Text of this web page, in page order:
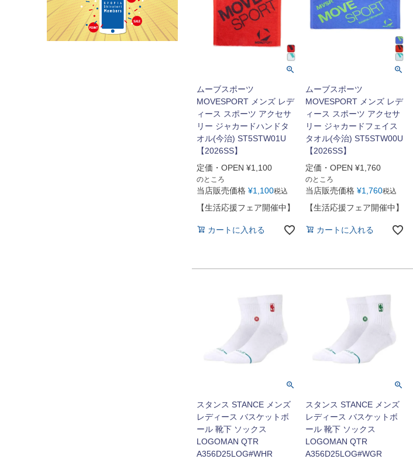
ムーブスポーツ
MOVESPORT メンズ レデ
ィース スポーツ アクセサ
リー ジャカードハンドタ
オル(今治) ST5STW01U
【2026SS】
定価・OPEN ¥1,100
のところ
当店販売価格 ¥1,100税込
【生活応援フェア開催中】
カートに入れる
ムーブスポーツ
MOVESPORT メンズ レデ
ィース スポーツ アクセサ
リー ジャカードフェイス
タオル(今治) ST5STW00U
【2026SS】
定価・OPEN ¥1,760
のところ
当店販売価格 ¥1,760税込
【生活応援フェア開催中】
カートに入れる
スタンス STANCE メンズ
レディース バスケットボ
ール 靴下 ソックス
LOGOMAN QTR
A356D25LOG#WHR
スタンス STANCE メンズ
レディース バスケットボ
ール 靴下 ソックス
LOGOMAN QTR
A356D25LOG#WGR